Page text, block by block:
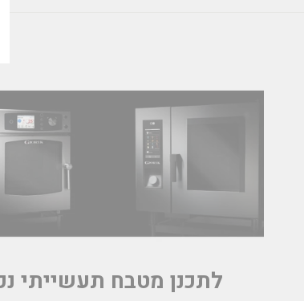
לתכנן מטבח תעשייתי